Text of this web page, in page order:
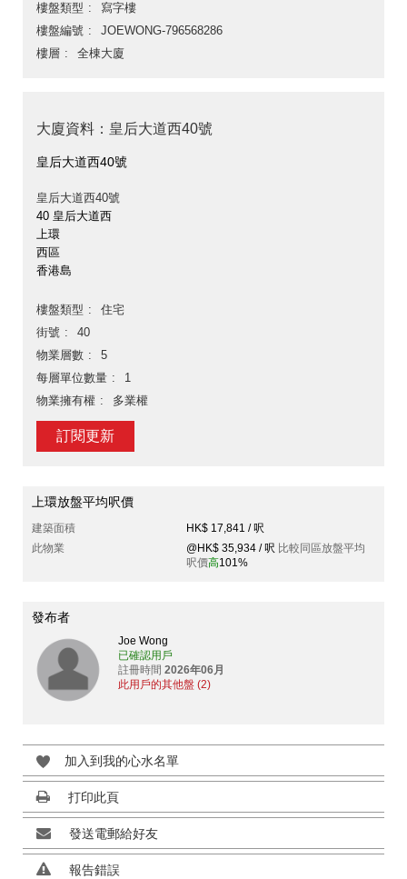
樓盤類型
寫字樓
樓盤編號
JOEWONG-796568286
樓層
全棟大廈
大廈資料：皇后大道西40號
皇后大道西40號
皇后大道西40號
40 皇后大道西
上環
西區
香港島
樓盤類型
住宅
街號
40
物業層數
5
每層單位數量
1
物業擁有權
多業權
訂閱更新
上環放盤平均呎價
建築面積
HK$ 17,841 / 呎
此物業
@HK$ 35,934 / 呎 比較同區放盤平均
呎價高101%
發布者
Joe Wong
已確認用戶
註冊時間 2026年06月
此用戶的其他盤 (2)
加入到我的心水名單
打印此頁
發送電郵給好友
報告錯誤